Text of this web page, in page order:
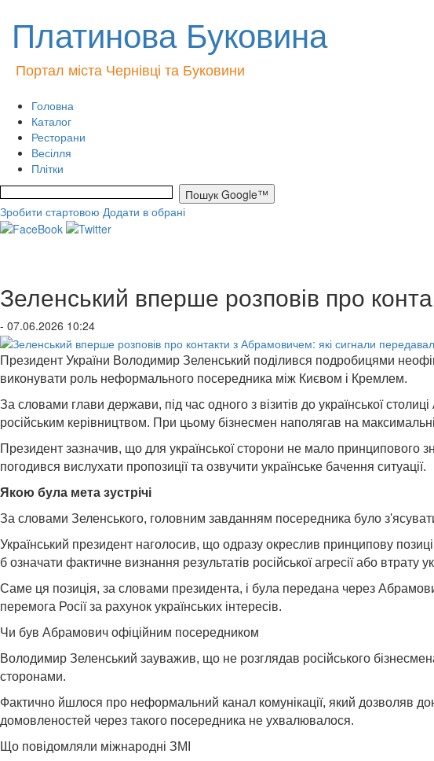
Платинова Буковина
Портал міста Чернівці та Буковини
Головна
Каталог
Ресторани
Весілля
Плітки
Зробити стартовою Додати в обрані
Зеленський вперше розповів про
- 07.06.2026 10:24
Президент України Володимир Зеленський поділився подробицями
виконувати роль неформального посередника між Києвом і Кремлем.
За словами глави держави, під час одного з візитів до української
російським керівництвом. При цьому бізнесмен наполягав на
Президент зазначив, що для української сторони не мало принципового
погодився вислухати пропозиції та озвучити українське бачення ситуації.
Якою була мета зустрічі
За словами Зеленського, головним завданням посередника було
Український президент наголосив, що одразу окреслив принципову
б означати фактичне визнання результатів російської агресії або втрату
Саме ця позиція, за словами президента, і була передана через
перемога Росії за рахунок українських інтересів.
Чи був Абрамович офіційним посередником
Володимир Зеленський зауважив, що не розглядав російського
сторонами.
Фактично йшлося про неформальний канал комунікації, який дозволяв
домовленостей через такого посередника не ухвалювалося.
Що повідомляли міжнародні ЗМІ